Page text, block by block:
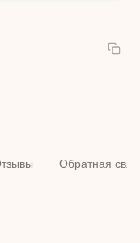
Обратная